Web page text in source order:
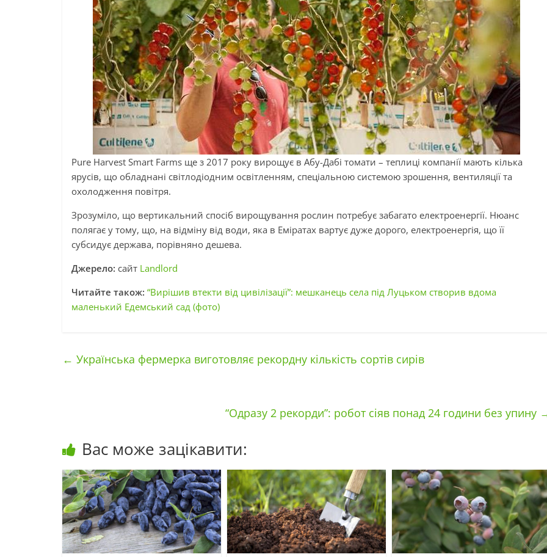
Pure Harvest Smart Farms ще з 2017 року вирощує в Абу-Дабі томати – теплиці компанії мають кілька
ярусів, що обладнані світлодіодним освітленням, спеціальною системою зрошення, вентиляції та
охолодження повітря.
Зрозуміло, що вертикальний спосіб вирощування рослин потребує забагато електроенергії. Нюанс
полягає у тому, що, на відміну від води, яка в Еміратах вартує дуже дорого, електроенергія, що її
субсидує держава, порівняно дешева.
Джерело: сайт Landlord
Читайте також: “Вирішив втекти від цивілізації”: мешканець села під Луцьком створив вдома
маленький Едемський сад (фото)
← Українська фермерка виготовляє рекордну кількість сортів сирів
“Одразу 2 рекорди”: робот сіяв понад 24 години без упину
Вас може зацікавити: